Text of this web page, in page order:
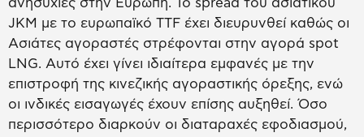
ανησυχίες στην Ευρώπη. Το spread του ασιατικού
JKM με το ευρωπαϊκό TTF έχει διευρυνθεί καθώς οι
Ασιάτες αγοραστές στρέφονται στην αγορά spot
LNG. Αυτό έχει γίνει ιδιαίτερα εμφανές με την
επιστροφή της κινεζικής αγοραστικής όρεξης, ενώ
οι ινδικές εισαγωγές έχουν επίσης αυξηθεί. Όσο
περισσότερο διαρκούν οι διαταραχές εφοδιασμού,